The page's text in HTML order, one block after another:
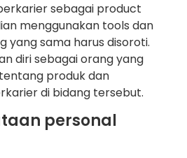
sebagai product
menggunakan tools dan
yang sama harus disoroti.
diri sebagai orang yang
produk dan
di bidang tersebut.
personal